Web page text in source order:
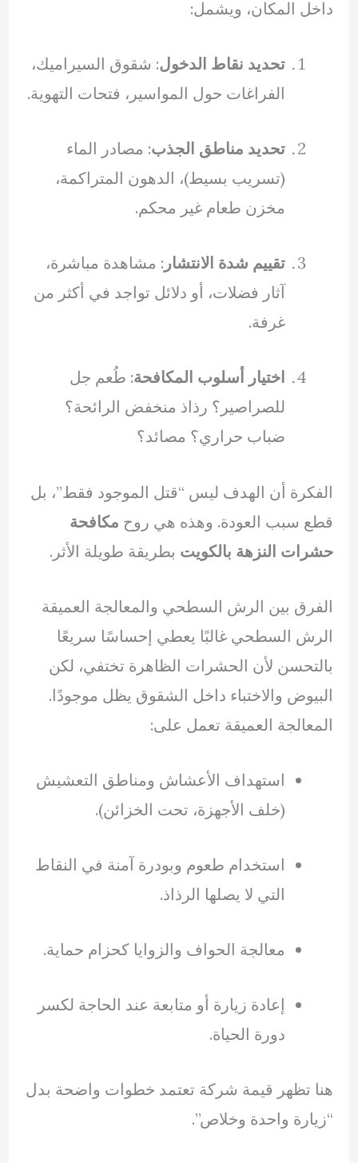
داخل المكان، ويشمل:
تحديد نقاط الدخول: شقوق السيراميك،
الفراغات حول المواسير، فتحات التهوية.
تحديد مناطق الجذب: مصادر الماء
(تسريب بسيط)، الدهون المتراكمة،
مخزن طعام غير محكم.
تقييم شدة الانتشار : مشاهدة مباشرة،
آثار فضلات، أو دلائل تواجد في أكثر من
غرفة.
اختيار أسلوب المكافحة: طُعم جل
للصراصير؟ رذاذ منخفض الرائحة؟
ضباب حراري؟ مصائد؟
الفكرة أن الهدف ليس “قتل الموجود فقط”، بل
قطع سبب العودة. وهذه هي روح مكافحة
حشرات النزهة بالكويت بطريقة طويلة الأثر.
الفرق بين الرش السطحي والمعالجة العميقة
الرش السطحي غالبًا يعطي إحساسًا سريعًا
بالتحسن لأن الحشرات الظاهرة تختفي، لكن
البيوض والاختباء داخل الشقوق يظل موجودًا.
المعالجة العميقة تعمل على:
استهداف الأعشاش ومناطق التعشيش
(خلف الأجهزة، تحت الخزائن).
استخدام طعوم وبودرة آمنة في النقاط
التي لا يصلها الرذاذ.
معالجة الحواف والزوايا كحزام حماية.
إعادة زيارة أو متابعة عند الحاجة لكسر
دورة الحياة.
هنا تظهر قيمة شركة تعتمد خطوات واضحة بدل
“زيارة واحدة وخلاص”.